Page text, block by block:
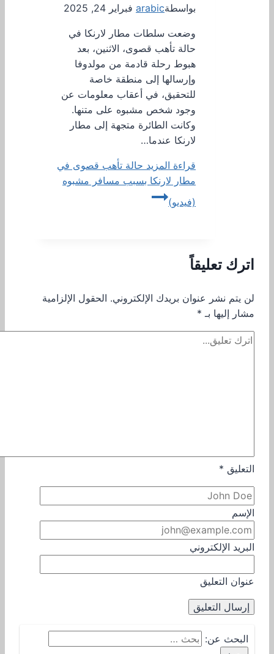
بواسطةarabic فبراير 24, 2025
وضعت سلطات مطار لارنكا في
حالة تأهب قصوى، الاثنين، بعد
هبوط رحلة قادمة من مولدوفا
وإرسالها إلى منطقة خاصة
للتحقيق، في أعقاب معلومات عن
وجود شخص مشبوه على متنها.
وكانت الطائرة متجهة إلى مطار
لارنكا عندما…
قراءة المزيد حالة تأهب قصوى في
مطار لارنكا بسبب مسافر مشبوه
(فيديو)
اترك تعليقاً
لن يتم نشر عنوان بريدك الإلكتروني. الحقول الإلزامية
مشار إليها بـ *
التعليق *
الإسم
البريد الإلكتروني
عنوان التعليق
البحث عن: